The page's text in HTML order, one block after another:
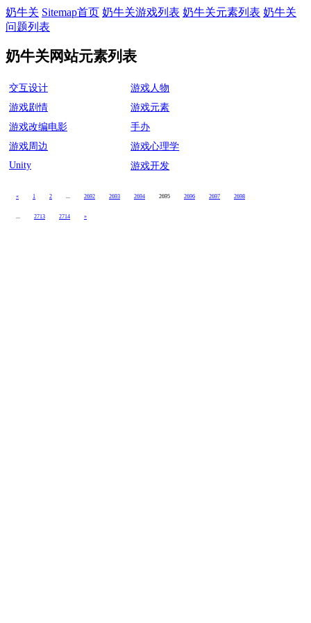
奶牛关 Sitemap首页 奶牛关游戏列表 奶牛关元素列表 奶牛关
问题列表
奶牛关网站元素列表
交互设计
游戏人物
游戏剧情
游戏元素
游戏改编电影
手办
游戏周边
游戏心理学
Unity
游戏开发
« 1 2 ... 2692 2693 2694 2695 2696 2697 2698
... 2713 2714 »